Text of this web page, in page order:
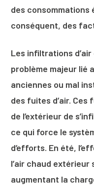
des
conséquent, des
Les infiltrations
problème majeur lié
anciennes ou mal
des fuites d’air.
de l’extérieur de
ce qui force le
d’efforts. En été,
l’air chaud extérieur
augmentant la